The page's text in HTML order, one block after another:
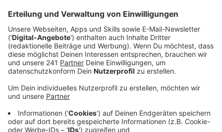
Anzeige
Häufige Fehler, die Einbrecher einladen
Die häufigsten Fehler, die Einbrecher geradezu
einladen, gerade tagsüber, sind Fenster auf "Kipp" und